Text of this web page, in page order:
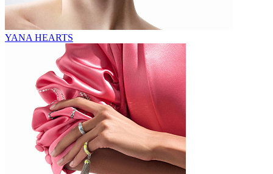
YANA HEARTS